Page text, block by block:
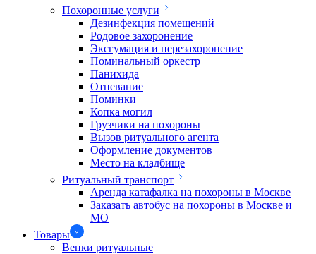
Похоронные услуги
Дезинфекция помещений
Родовое захоронение
Эксгумация и перезахоронение
Поминальный оркестр
Панихида
Отпевание
Поминки
Копка могил
Грузчики на похороны
Вызов ритуального агента
Оформление документов
Место на кладбище
Ритуальный транспорт
Аренда катафалка на похороны в Москве
Заказать автобус на похороны в Москве и
МО
Товары
Венки ритуальные